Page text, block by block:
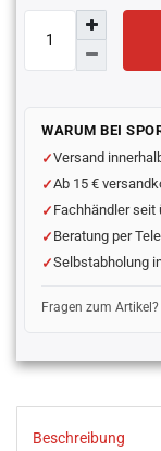
WARUM BEI
Versand
Ab 15 €
Fachhändler seit
Beratung per
Selbstabholung
Fragen zum
Beschreibung